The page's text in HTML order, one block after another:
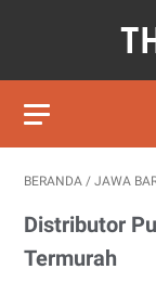
BERANDA / JAWA
Distributor
Termurah